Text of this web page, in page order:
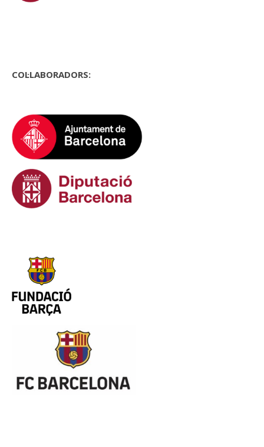
COL·LABORADORS: